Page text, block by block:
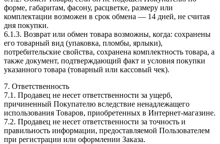
форме, габаритам, фасону, расцветке, размеру или
комплектации возможен в срок обмена — 14 дней, не считая
дня покупки.
6.1.3. Возврат или обмен товара возможны, когда: сохранены
его товарный вид (упаковка, пломбы, ярлыки),
потребительские свойства, сохранена комплектность товара, а
также документ, подтверждающий факт и условия покупки
указанного товара (товарный или кассовый чек).
7. Ответственность
7.1. Продавец не несет ответственности за ущерб,
причиненный Покупателю вследствие ненадлежащего
использования Товаров, приобретенных в Интернет-магазине.
7.2. Продавец не несет ответственности за точность и
правильность информации, предоставляемой Пользователем
при регистрации или оформлении Заказа.